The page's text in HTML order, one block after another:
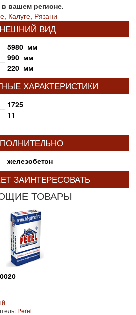
вашем регионе.
, Калуге, Рязани
ВИД
5980 мм
990 мм
220 мм
ХАРАКТЕРИСТИКИ
1725
11
железобетон
ЗАИНТЕРЕСОВАТЬ
ТОВАРЫ
Perel